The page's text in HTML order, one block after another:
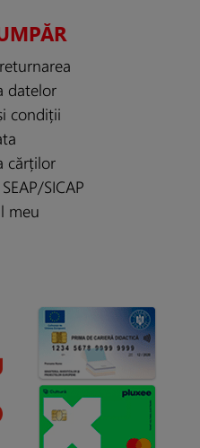
datelor
condiții
cărților
SICAP
meu